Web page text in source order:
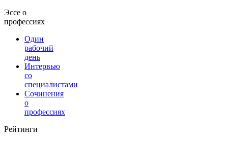
Эссе о
профессиях
Один
рабочий
день
Интервью
со
специалистами
Сочинения
о
профессиях
Рейтинги